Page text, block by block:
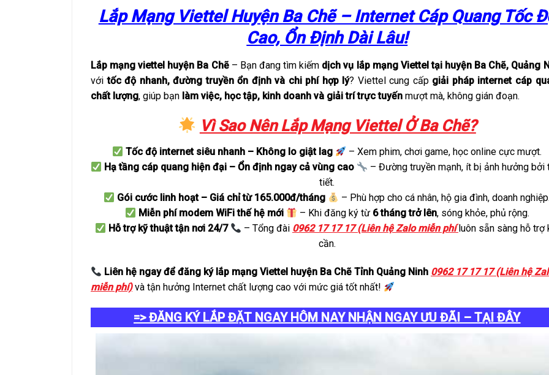
Lắp Mạng Viettel Huyện Ba Chẽ – Internet Cáp Quang Tốc
Cao, Ổn Định Dài Lâu!
Lắp mạng viettel huyện Ba Chẽ– Bạn đang tìm kiếm dịch vụ lắp mạng Viettel tại huyện Ba Chẽ, Quảng
vớitốc độ nhanh, đường truyền ổn định và chi phí hợp lý? Viettel cung cấp giải pháp internet cáp
chất lượng, giúp bạn làm việc, học tập, kinh doanh và giải trí trực tuyến mượt mà, không gián đoạn.
Vì Sao Nên Lắp Mạng Viettel Ở Ba Chẽ?
Tốc độ internet siêu nhanh – Không lo giật lag
– Xem phim, chơi game, học online cực mượt.
Hạ tầng cáp quang hiện đại – Ổn định ngay cả vùng cao
– Đường truyền mạnh, ít bị ảnh hưởng bởi
tiết.
Gói cước linh hoạt – Giá chỉ từ 165.000đ/tháng
– Phù hợp cho cá nhân, hộ gia đình, doanh nghiệp.
Miễn phí modem WiFi thế hệ mới
– Khi đăng ký từ 6 tháng trở lên, sóng khỏe, phủ rộng.
Hỗ trợ kỹ thuật tận nơi 24/7
– Tổng đài 0962 17 17 17 (Liên hệ Zalo miễn phíluôn sẵn sàng hỗ trợ
cần.
Liên hệ ngay để đăng ký lắp mạng Viettel huyện Ba Chẽ Tỉnh Quảng Ninh 0962 17 17 17 (Liên hệ
miễn phí)và tận hưởng Internet chất lượng cao với mức giá tốt nhất!
=> ĐĂNG KÝ LẮP ĐẶT NGAY HÔM NAY NHẬN NGAY ƯU ĐÃI – TẠI ĐÂY